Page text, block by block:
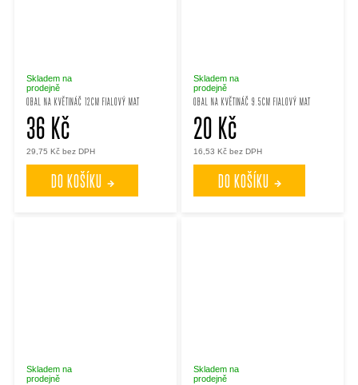
OBAL NA KVĚTINÁČ 12CM FIALOVÝ MAT
Skladem na
prodejně
29,75 Kč bez DPH
36 Kč
DO KOŠÍKU
OBAL NA KVĚTINÁČ 9.5CM FIALOVÝ MAT
Skladem na
prodejně
16,53 Kč bez DPH
20 Kč
DO KOŠÍKU
Skladem na
prodejně
Skladem na
prodejně